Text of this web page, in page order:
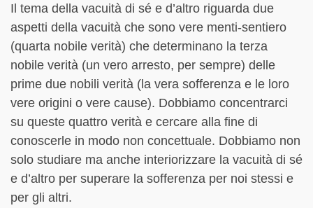
Il tema della vacuità di sé e d’altro riguarda due
aspetti della vacuità che sono vere menti-sentiero
(quarta nobile verità) che determinano la terza
nobile verità (un vero arresto, per sempre) delle
prime due nobili verità (la vera sofferenza e le loro
vere origini o vere cause). Dobbiamo concentrarci
su queste quattro verità e cercare alla fine di
conoscerle in modo non concettuale. Dobbiamo non
solo studiare ma anche interiorizzare la vacuità di sé
e d’altro per superare la sofferenza per noi stessi e
per gli altri.